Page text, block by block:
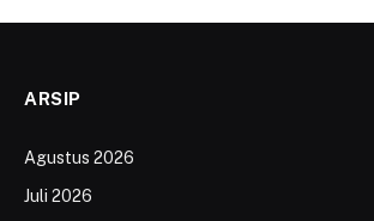
ARSIP
Agustus 2026
Juli 2026